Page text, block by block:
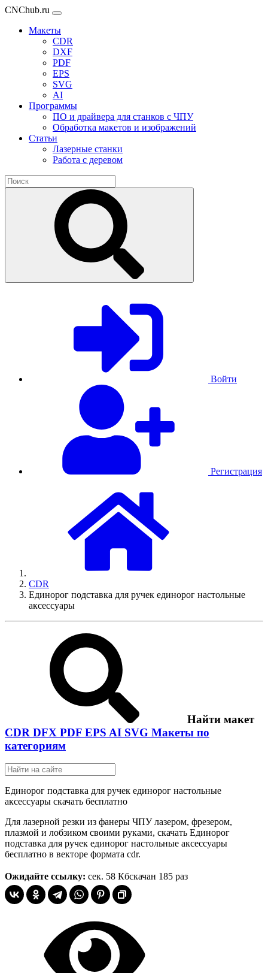
CNChub.ru
Макеты
CDR
DXF
PDF
EPS
SVG
AI
Программы
ПО и драйвера для станков с ЧПУ
Обработка макетов и изображений
Статьи
Лазерные станки
Работа с деревом
Войти
Регистрация
CDR
Единорог подставка для ручек единорог настольные
аксессуары
Найти макет
CDR DFX PDF EPS AI SVG Макеты по
категориям
Единорог подставка для ручек единорог настольные
аксессуары скачать бесплатно
Для лазерной резки из фанеры ЧПУ лазером, фрезером,
плазмой и лобзиком своими руками, скачать Единорог
подставка для ручек единорог настольные аксессуары
бесплатно в векторе формата cdr.
Ожидайте ссылку: сек. 58 Кбскачан 185 раз